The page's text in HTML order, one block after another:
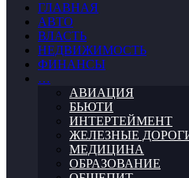
ГЛАВНАЯ
АВТО
ВЛАСТЬ
НЕДВИЖИМОСТЬ
ФИНАНСЫ
…
АВИАЦИЯ
БЬЮТИ
ИНТЕРТЕЙМЕНТ
ЖЕЛЕЗНЫЕ
МЕДИЦИНА
ОБРАЗОВАНИЕ